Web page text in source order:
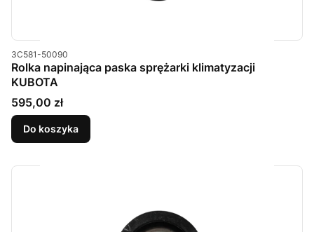
Kod produktu
3C581-50090
Rolka napinająca paska sprężarki klimatyzacji
KUBOTA
Cena
595,00 zł
Do koszyka